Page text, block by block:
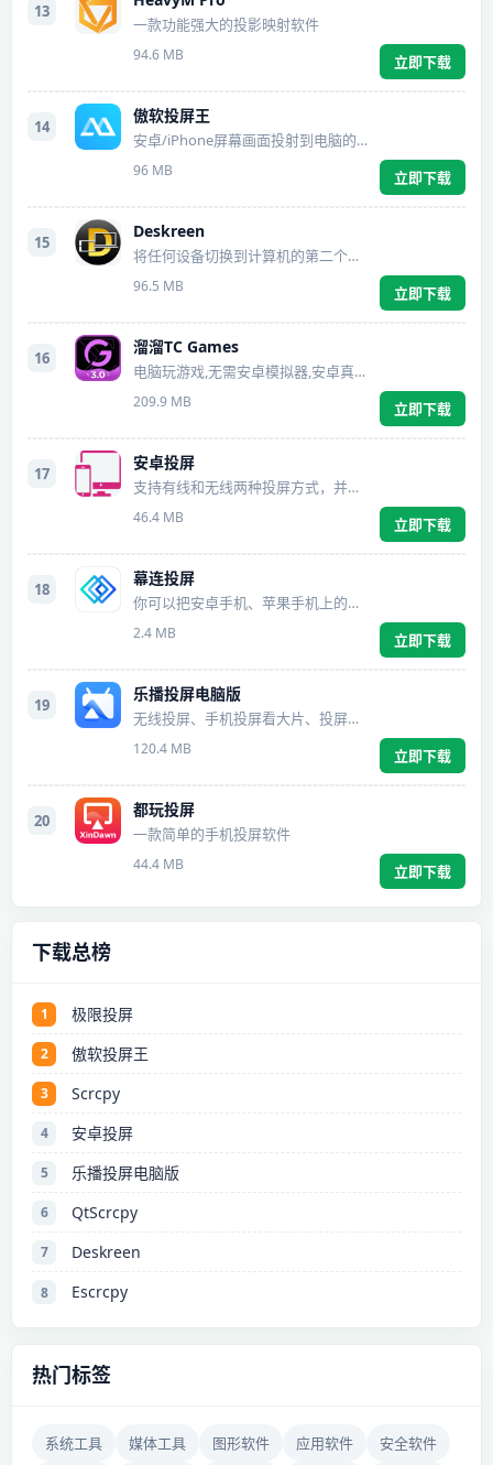
13
一款功能强大的投影映射软件
94.6 MB 立即下载
14
傲软投屏王
安卓/iPhone屏幕画面投射到电脑的软件
96 MB 立即下载
15
Deskreen
将任何设备切换到计算机的第二个屏幕
96.5 MB 立即下载
16
溜溜TC Games
电脑玩游戏,无需安卓模拟器,安卓真机投屏,鼠标键盘完美操控
209.9 MB 立即下载
17
安卓投屏
支持有线和无线两种投屏方式，并动态支持多设备同时连接。
46.4 MB 立即下载
18
幕连投屏
你可以把安卓手机、苹果手机上的画面，投屏到电脑、电视上
2.4 MB 立即下载
19
乐播投屏电脑版
无线投屏、手机投屏看大片、投屏无所不能
120.4 MB 立即下载
20
都玩投屏
一款简单的手机投屏软件
44.4 MB 立即下载
下载总榜
1 极限投屏
2 傲软投屏王
3 Scrcpy
4 安卓投屏
5 乐播投屏电脑版
6 QtScrcpy
7 Deskreen
8 Escrcpy
热门标签
系统工具 媒体工具 图形软件 应用软件
安全软件